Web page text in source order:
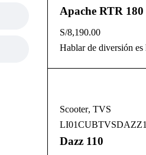
Apache RTR 180
S/8,190.00
Hablar de diversión
Scooter, TVS
Dazz 110